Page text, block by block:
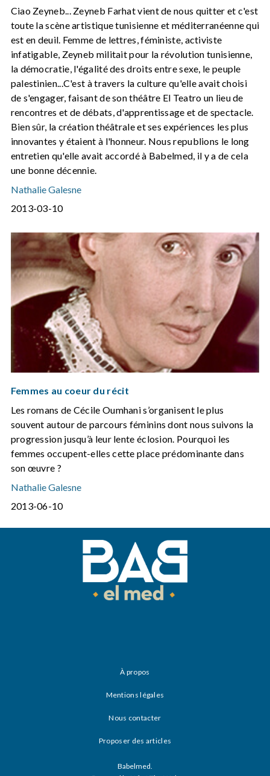
Ciao Zeyneb... Zeyneb Farhat vient de nous quitter et c'est
toute la scène artistique tunisienne et méditerranéenne qui
est en deuil. Femme de lettres, féministe, activiste
infatigable, Zeyneb militait pour la révolution tunisienne,
la démocratie, l'égalité des droits entre sexe, le peuple
palestinien...C'est à travers la culture qu'elle avait choisi
de s'engager, faisant de son théâtre El Teatro un lieu de
rencontres et de débats, d'apprentissage et de spectacle.
Bien sûr, la création théâtrale et ses expériences les plus
innovantes y étaient à l'honneur. Nous republions le long
entretien qu'elle avait accordé à Babelmed, il y a de cela
une bonne décennie.
Nathalie Galesne
2013-03-10
Femmes au coeur du récit
Les romans de Cécile Oumhani s’organisent le plus
souvent autour de parcours féminins dont nous suivons la
progression jusqu’à leur lente éclosion. Pourquoi les
femmes occupent-elles cette place prédominante dans
son œuvre ?
Nathalie Galesne
2013-06-10
À propos
Mentions légales
Nous contacter
Proposer des articles
Babelmed.